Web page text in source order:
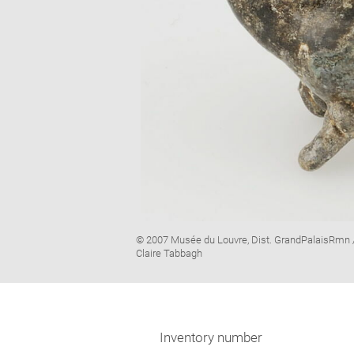
Image
caption:
© 2007 Musée du Louvre, Dist. GrandPalaisRmn
Claire Tabbagh
Inventory number